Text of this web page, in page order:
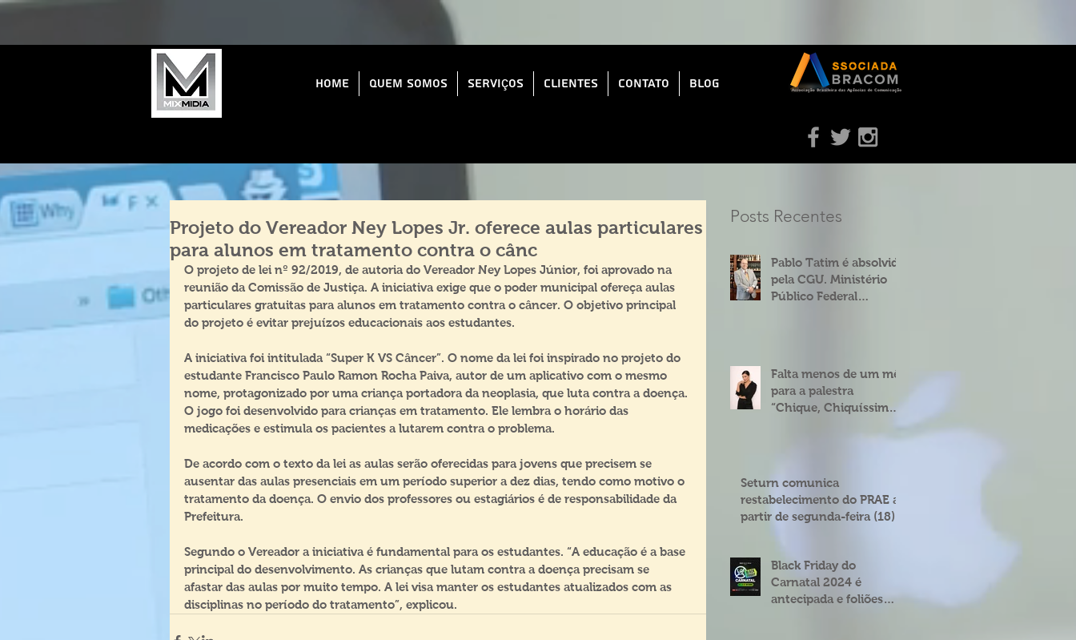
Home Quem Somos Serviços Clientes Contato Blog
Projeto do Vereador Ney Lopes Jr. oferece aulas particulares
para alunos em tratamento contra o cânc
O projeto de lei nº 92/2019, de autoria do Vereador Ney Lopes Júnior, foi aprovado na
reunião da Comissão de Justiça. A iniciativa exige que o poder municipal ofereça aulas
particulares gratuitas para alunos em tratamento contra o câncer. O objetivo principal
do projeto é evitar prejuízos educacionais aos estudantes.
A iniciativa foi intitulada “Super K VS Câncer”. O nome da lei foi inspirado no projeto do
estudante Francisco Paulo Ramon Rocha Paiva, autor de um aplicativo com o mesmo
nome, protagonizado por uma criança portadora da neoplasia, que luta contra a doença.
O jogo foi desenvolvido para crianças em tratamento. Ele lembra o horário das
medicações e estimula os pacientes a lutarem contra o problema.
De acordo com o texto da lei as aulas serão oferecidas para jovens que precisem se
ausentar das aulas presenciais em um período superior a dez dias, tendo como motivo o
tratamento da doença. O envio dos professores ou estagiários é de responsabilidade da
Prefeitura.
Segundo o Vereador a iniciativa é fundamental para os estudantes. “A educação é a base
principal do desenvolvimento. As crianças que lutam contra a doença precisam se
afastar das aulas por muito tempo. A lei visa manter os estudantes atualizados com as
disciplinas no período do tratamento”, explicou.
Posts Recentes
Pablo Tatim é absolvido
pela CGU. Ministério
Público Federal
Falta menos de um mês
para a palestra
“Chique, Chiquíssima”
Seturn comunica
restabelecimento do PRAE a
partir de segunda-feira (18)
Black Friday do
Carnatal 2024 é
antecipada e foliões